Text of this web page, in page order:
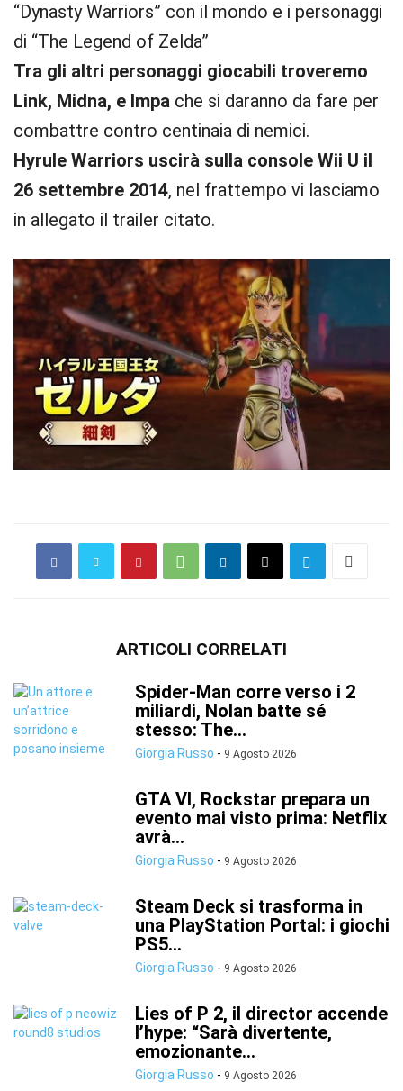
“Dynasty Warriors” con il mondo e i personaggi
di “The Legend of Zelda”
Tra gli altri personaggi giocabili troveremo
Link, Midna, e Impa che si daranno da fare per
combattre contro centinaia di nemici.
Hyrule Warriors uscirà sulla console Wii U il
26 settembre 2014, nel frattempo vi lasciamo
in allegato il trailer citato.
ARTICOLI CORRELATI
Spider-Man corre verso i 2
miliardi, Nolan batte sé
stesso: The...
Giorgia Russo - 9 Agosto 2026
GTA VI, Rockstar prepara un
evento mai visto prima: Netflix
avrà...
Giorgia Russo - 9 Agosto 2026
Steam Deck si trasforma in
una PlayStation Portal: i giochi
PS5...
Giorgia Russo - 9 Agosto 2026
Lies of P 2, il director accende
l’hype: “Sarà divertente,
emozionante...
Giorgia Russo - 9 Agosto 2026